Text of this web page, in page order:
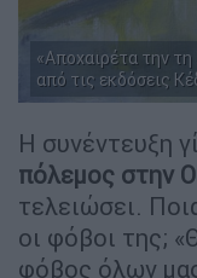
«Αποχαιρέτα την
από τις εκδόσεις
Η συνέντευξη
πόλεμος στην
τελειώσει.
οι φόβοι της;
φόβος όλων